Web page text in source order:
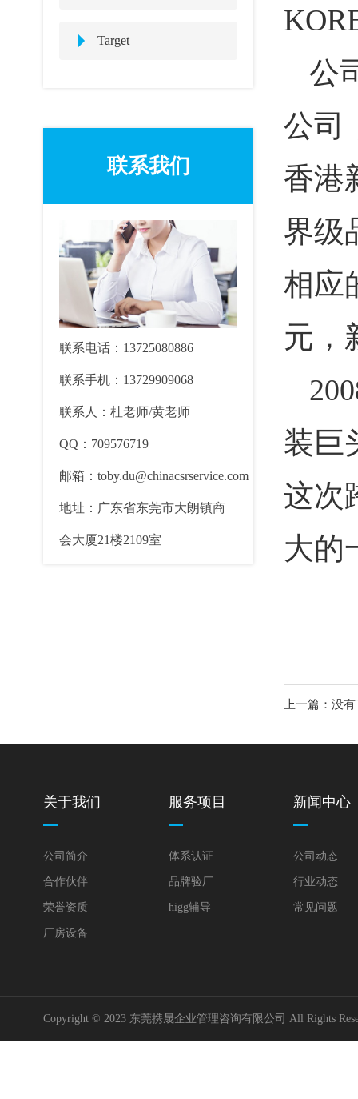
Target
联系我们
联系电话：13725080886
联系手机：13729909068
联系人：杜老师/黄老师
QQ：709576719
邮箱：toby.du@chinacsrservice.com
地址：广东省东莞市大朗镇商
会大厦21楼2109室
公
公司
香港
界级
相应
元，
装巨
这次
大的
上一篇：没有
关于我们
公司简介
合作伙伴
荣誉资质
厂房设备
服务项目
体系认证
品牌验厂
higg辅导
新闻中心
公司动态
行业动态
常见问题
Copyright © 2023 东莞携晟企业管理咨询有限公司 All Rights